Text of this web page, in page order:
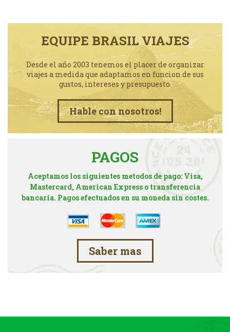
EQUIPE BRASIL VIAJES
Desde el año 2003 tenemos el placer de organizar
viajes a medida que adaptamos en funcion de sus
gustos, intereses y presupuesto.
Hable con nosotros!
PAGOS
Aceptamos los siguientes metodos de pago: Visa,
Mastercard, American Express o transferencia
bancaria. Pagos efectuados en su moneda sin costes.
Saber mas